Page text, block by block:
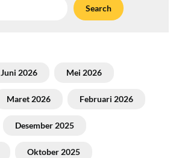
Search
Juni 2026 Mei 2026
Maret 2026 Februari 2026
Desember 2025
Oktober 2025